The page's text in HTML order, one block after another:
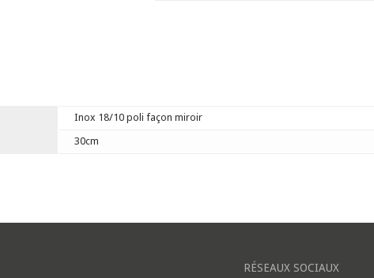
Inox 18/10 poli façon miroir
30cm
RÉSEAUX SOCIAUX